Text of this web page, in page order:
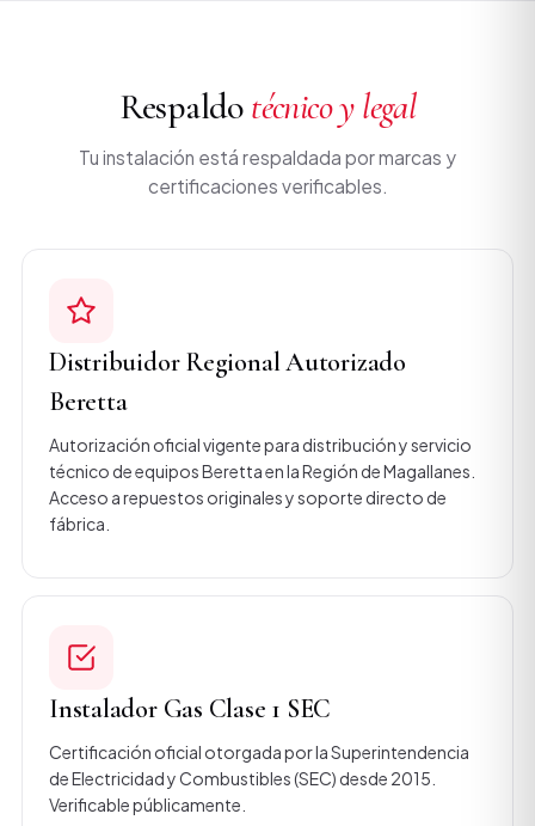
Respaldotécnico y legal
Tu instalación está respaldada por marcas y
certificaciones verificables.
Distribuidor Regional Autorizado
Beretta
Autorización oficial vigente para distribución y servicio
técnico de equipos Beretta en la Región de Magallanes.
Acceso a repuestos originales y soporte directo de
fábrica.
Instalador Gas Clase 1 SEC
Certificación oficial otorgada por la Superintendencia
de Electricidad y Combustibles (SEC) desde 2015.
Verificable públicamente.